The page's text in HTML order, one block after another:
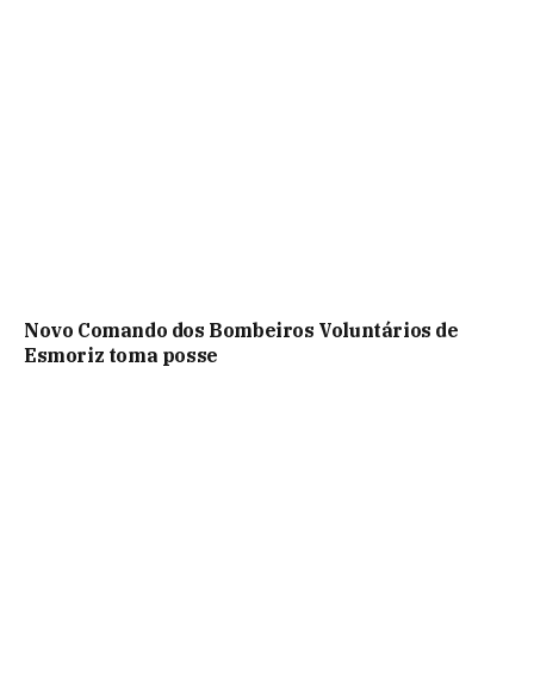
Novo Comando dos Bombeiros Voluntários de
Esmoriz toma posse